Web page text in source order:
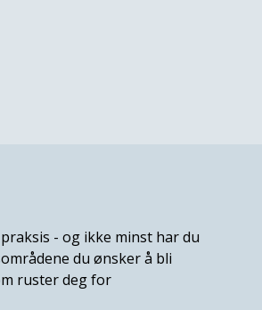
- og ikke minst har du
du ønsker å bli
ruster deg for